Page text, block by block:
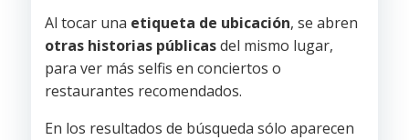
Al tocar una etiqueta de ubicación, se abren
otras historias públicasdel mismo lugar,
para ver más selfis en conciertos o
restaurantes recomendados.
En los resultados de búsqueda sólo aparecen